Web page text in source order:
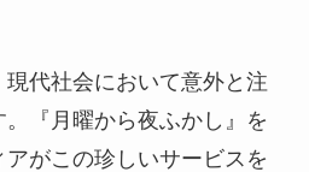
代社会において意外と注
『月曜から夜ふかし』を
がこの珍しいサービスを